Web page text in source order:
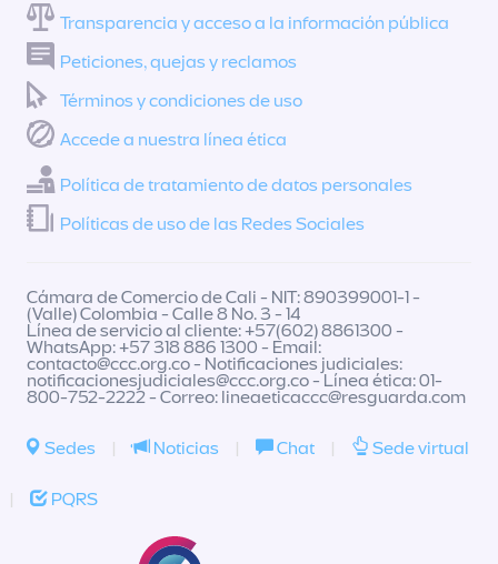
Transparencia y acceso a la información pública
Peticiones, quejas y reclamos
Términos y condiciones de uso
Accede a nuestra línea ética
Política de tratamiento de datos personales
Políticas de uso de las Redes Sociales
Cámara de Comercio de Cali - NIT: 890399001-1 -
(Valle) Colombia - Calle 8 No. 3 - 14
Línea de servicio al cliente: +57(602) 8861300 -
WhatsApp: +57 318 886 1300 - Email:
contacto@ccc.org.co- Notificaciones judiciales:
notificacionesjudiciales@ccc.org.co- Línea ética: 01-
800-752-2222 - Correo: lineaeticaccc@resguarda.com
Sedes | Noticias | Chat | Sede virtual
| PQRS